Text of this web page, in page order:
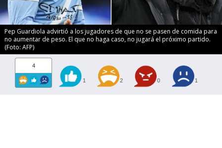
Pep Guardiola advirtió a los jugadores de que no se pasen de comida para
no aumentar de peso. El que no haga caso, no jugará el próximo partido.
(Foto: AFP)
4
1 2 0 1